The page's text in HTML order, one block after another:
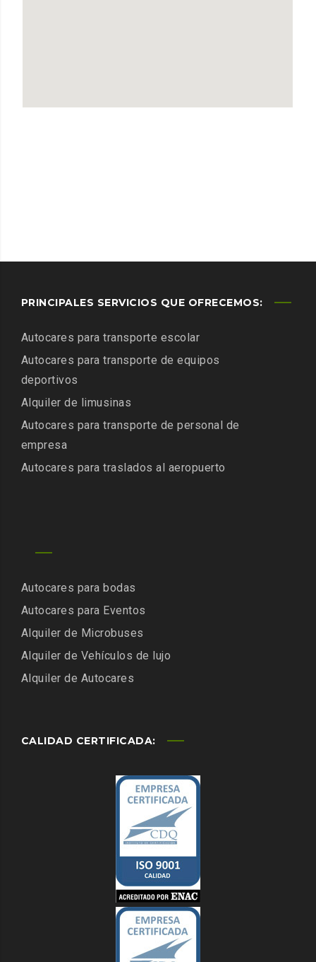
PRINCIPALES SERVICIOS QUE OFRECEMOS:
Autocares para transporte escolar
Autocares para transporte de equipos
deportivos
Alquiler de limusinas
Autocares para transporte de personal de
empresa
Autocares para traslados al aeropuerto
Autocares para bodas
Autocares para Eventos
Alquiler de Microbuses
Alquiler de Vehículos de lujo
Alquiler de Autocares
CALIDAD CERTIFICADA: